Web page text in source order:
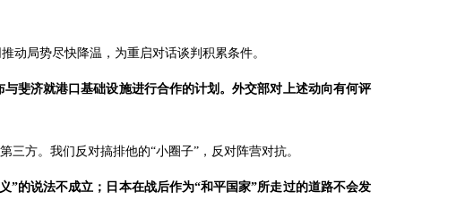
动局势尽快降温，为重启对话谈判积累条件。
斐济就港口基础设施进行合作的计划。外交部对上述动向有何评
方。我们反对搞排他的“小圈子”，反对阵营对抗。
”的说法不成立；日本在战后作为“和平国家”所走过的道路不会发